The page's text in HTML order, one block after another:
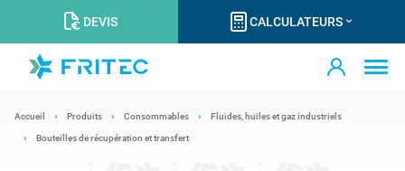
DEVIS CALCULATEURS
Accueil Produits Consommables Fluides, huiles et gaz industriels
Bouteilles de récupération et transfert